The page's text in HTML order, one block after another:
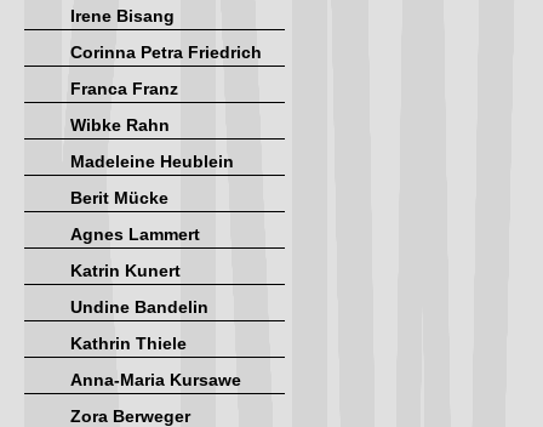
Irene Bisang
Corinna Petra Friedrich
Franca Franz
Wibke Rahn
Madeleine Heublein
Berit Mücke
Agnes Lammert
Katrin Kunert
Undine Bandelin
Kathrin Thiele
Anna-Maria Kursawe
Zora Berweger